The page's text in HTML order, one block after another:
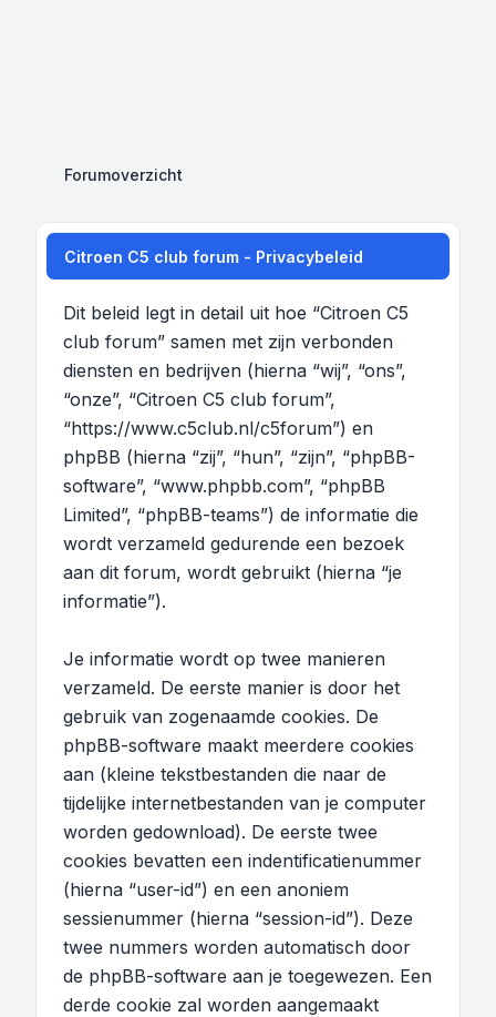
Forumoverzicht
Citroen C5 club forum - Privacybeleid
Dit beleid legt in detail uit hoe “Citroen C5
club forum” samen met zijn verbonden
diensten en bedrijven (hierna “wij”, “ons”,
“onze”, “Citroen C5 club forum”,
“https://www.c5club.nl/c5forum”) en
phpBB (hierna “zij”, “hun”, “zijn”, “phpBB-
software”, “www.phpbb.com”, “phpBB
Limited”, “phpBB-teams”) de informatie die
wordt verzameld gedurende een bezoek
aan dit forum, wordt gebruikt (hierna “je
informatie”).
Je informatie wordt op twee manieren
verzameld. De eerste manier is door het
gebruik van zogenaamde cookies. De
phpBB-software maakt meerdere cookies
aan (kleine tekstbestanden die naar de
tijdelijke internetbestanden van je computer
worden gedownload). De eerste twee
cookies bevatten een indentificatienummer
(hierna “user-id”) en een anoniem
sessienummer (hierna “session-id”). Deze
twee nummers worden automatisch door
de phpBB-software aan je toegewezen. Een
derde cookie zal worden aangemaakt